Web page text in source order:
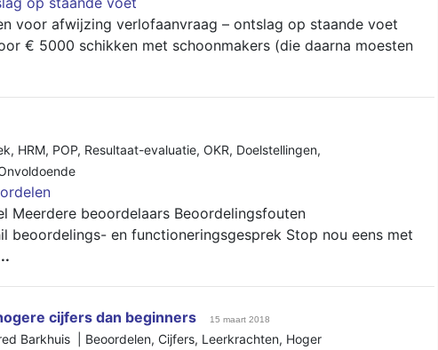
voor afwijzing verlofaanvraag – ontslag op staande voet
€ 5000 schikken met schoonmakers (die daarna moesten
, HRM, POP, Resultaat-evaluatie, OKR, Doelstellingen,
Meerdere beoordelaars Beoordelingsfouten
beoordelings- en functioneringsgesprek Stop nou eens met
cijfers dan beginners 15 maart 2018
Barkhuis | Beoordelen, Cijfers, Leerkrachten, Hoger